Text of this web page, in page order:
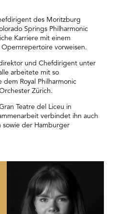
des Moritzburg
Springs Philharmonic
Karriere mit einem
vorweisen.
und Chefdirigent unter
arbeitete mit so
Royal Philharmonic
Zürich.
Teatre del Liceu in
verbindet ihn auch
der Hamburger